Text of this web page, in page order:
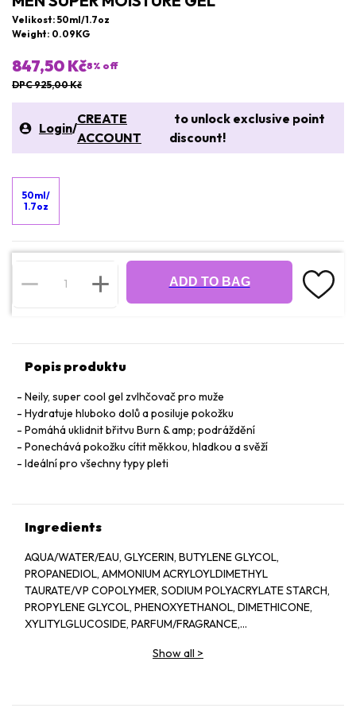
Velikost: 50ml/1.7oz
Weight: 0.09KG
847,50 Kč8% off
DPC 925,00 Kč
Login/
CREATE
ACCOUNT
to unlock exclusive point
discount!
50ml/
1.7oz
ADD TO BAG
Popis produktu
Neily, super cool gel zvlhčovač pro muže
Hydratuje hluboko dolů a posiluje pokožku
Pomáhá uklidnit břitvu Burn & amp; podráždění
Ponechává pokožku cítit měkkou, hladkou a svěží
Ideální pro všechny typy pleti
Ingredients
AQUA/WATER/EAU, GLYCERIN, BUTYLENE GLYCOL,
PROPANEDIOL, AMMONIUM ACRYLOYLDIMETHYL
TAURATE/VP COPOLYMER, SODIUM POLYACRYLATE STARCH,
PROPYLENE GLYCOL, PHENOXYETHANOL, DIMETHICONE,
XYLITYLGLUCOSIDE, PARFUM/FRAGRANCE,
HIEROCHLOE ODORATA EXTRACT, DISODIUM EDTA,
Show all >